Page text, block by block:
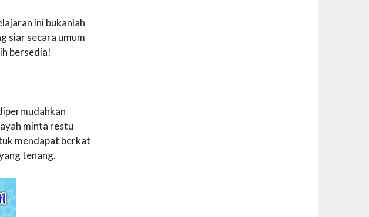
ini bukanlah
siar secara umum
bersedia!
minta restu
mendapat berkat
tenang.